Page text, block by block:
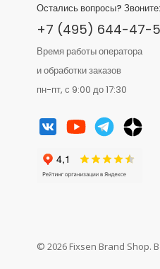
Остались вопросы? Звоните:
+7 (495) 644-47-
Время работы оператора
и обработки заказов
пн-пт, с 9:00 до 17:30
© 2026 Fixsen Brand Shop.